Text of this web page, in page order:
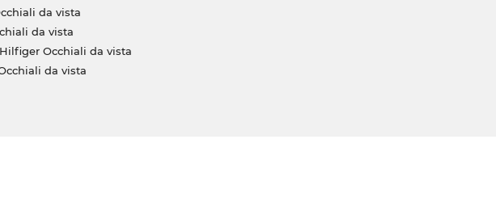
da vista
da vista
Occhiali da vista
da vista